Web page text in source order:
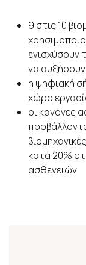
9 στις 10
ενισχύσουν
να
η ψηφιακή
χώρο
οι κανόνες
κατά 20%
ασθενειών